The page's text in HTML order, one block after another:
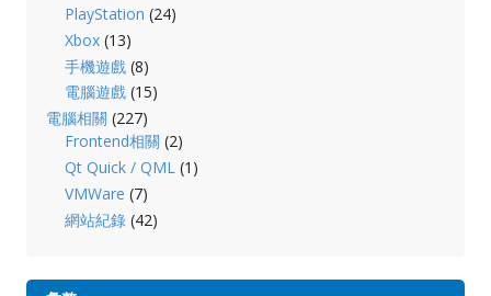
PlayStation (24)
Xbox (13)
手機遊戲 (8)
電腦遊戲 (15)
電腦相關 (227)
Frontend相關 (2)
Qt Quick / QML (1)
VMWare (7)
網站紀錄 (42)